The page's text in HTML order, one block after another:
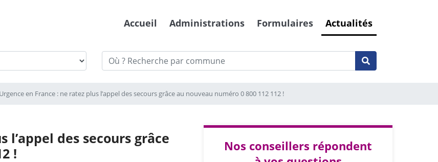
Accueil Administrations Formulaires Actualités
Urgence en France : ne ratez plus l’appel des secours grâce au nouveau numéro 0 800 112 112 !
l’appel des secours grâce
!
Nos conseillers répondent